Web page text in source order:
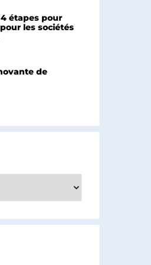
étapes pour
les sociétés
de